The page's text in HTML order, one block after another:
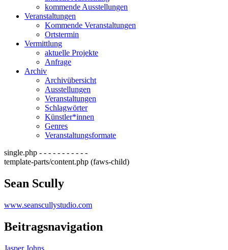
kommende Ausstellungen
Veranstaltungen
Kommende Veranstaltungen
Ortstermin
Vermittlung
aktuelle Projekte
Anfrage
Archiv
Archivübersicht
Ausstellungen
Veranstaltungen
Schlagwörter
Künstler*innen
Genres
Veranstaltungsformate
single.php - - - - - - - - - - -
template-parts/content.php (faws-child)
Sean Scully
www.seanscullystudio.com
Beitragsnavigation
Jasper Johns